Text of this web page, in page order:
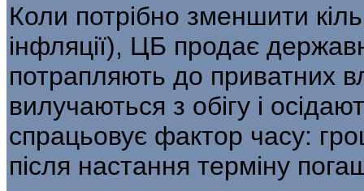
Коли потрібно зменшити
інф­ляції), ЦБ продає
потрапляють до приватних
вилучаються з обігу і
спрацьовує фактор часу:
після настання терміну